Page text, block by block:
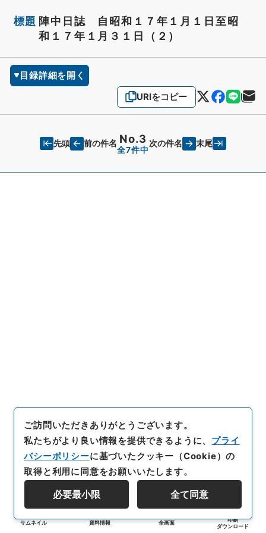
標題 陣中日誌 自昭和１７年１月１日至昭
和１７年１月３１日（２）
目録詳細を開く
URIをコピー
先頭 前の件名 No.3
全7件中
次の件名 末尾
サムネイル 資料情報 全画面
印刷
ダウンロード
ご訪問いただきありがとうございます。
私たちがより良い情報を提供できるように、 プライ
バシーポリシーに基づいたクッキー（Cookie）の
取得と利用に同意をお願いいたします。
必要最小限 全て同意